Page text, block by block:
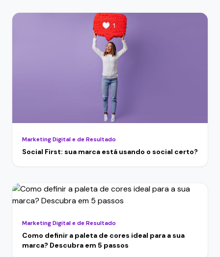
Marketing Digital e de Resultado
Social First: sua marca está usando o social certo?
Marketing Digital e de Resultado
Como definir a paleta de cores ideal para a sua
marca? Descubra em 5 passos